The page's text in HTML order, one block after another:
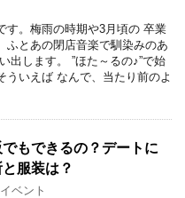
す。梅雨の時期や3月頃の 卒業
ふとあの閉店音楽で馴染みのあ
出します。 ”ほた～るの♪”で始
ういえば なんで、当たり前のよ
もできるの？デートに
服装は？
イベント